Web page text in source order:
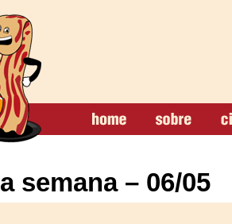
semana – 06/05